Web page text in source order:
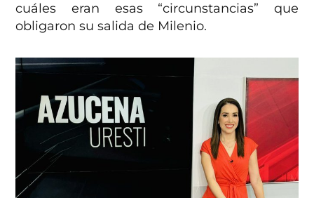
cuáles eran esas “circunstancias” que
obligaron su salida de Milenio.